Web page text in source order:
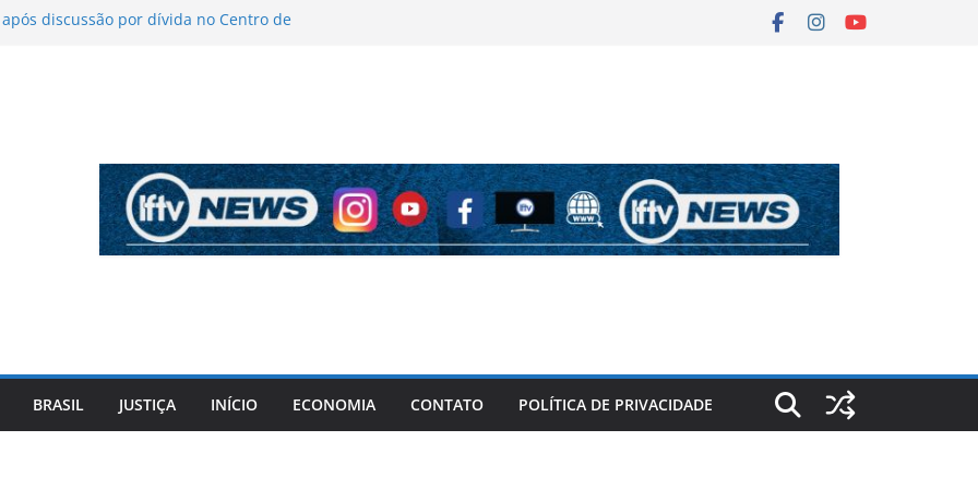
discussão por dívida no Centro de
tiros após criminosos invadirem
BRASIL JUSTIÇA INÍCIO ECONOMIA CONTATO POLÍTICA DE PRIVACIDADE